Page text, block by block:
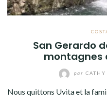
San Gerardo
montagnes
par CATHY
Nous quittons Uvita et la